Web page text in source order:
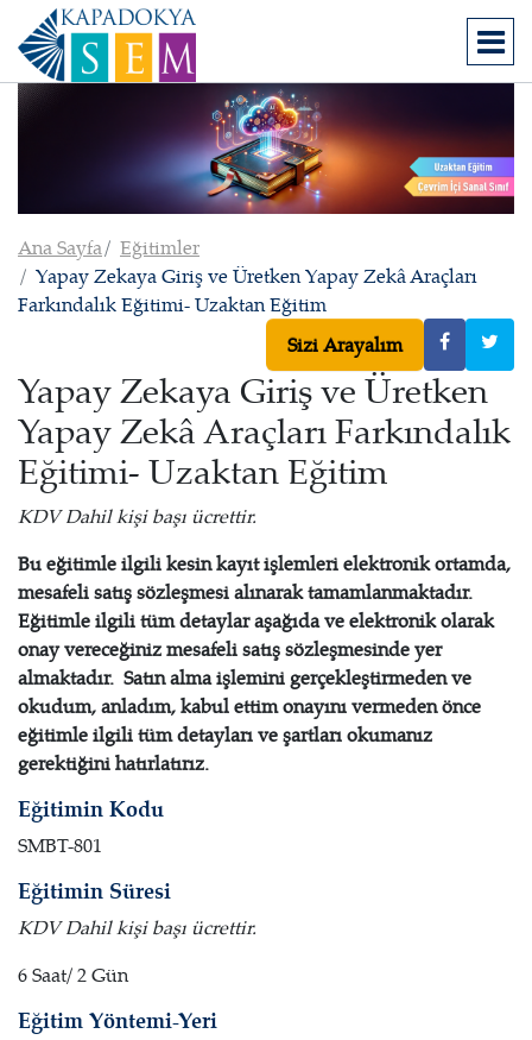
Ana Sayfa
Eğitimler
Yapay Zekaya Giriş ve Üretken Yapay Zekâ Araçları
Farkındalık Eğitimi- Uzaktan Eğitim
Sizi Arayalım
Yapay Zekaya Giriş ve Üretken
Yapay Zekâ Araçları Farkındalık
Eğitimi- Uzaktan Eğitim
KDV Dahil kişi başı ücrettir.
Bu eğitimle ilgili kesin kayıt işlemleri elektronik ortamda,
mesafeli satış sözleşmesi alınarak tamamlanmaktadır.
Eğitimle ilgili tüm detaylar aşağıda ve elektronik olarak
onay vereceğiniz mesafeli satış sözleşmesinde yer
almaktadır. Satın alma işlemini gerçekleştirmeden ve
okudum, anladım, kabul ettim onayını vermeden önce
eğitimle ilgili tüm detayları ve şartları okumanız
gerektiğini hatırlatırız.
Eğitimin Kodu
SMBT-801
Eğitimin Süresi
KDV Dahil kişi başı ücrettir.
6 Saat/ 2 Gün
Eğitim Yöntemi-Yeri